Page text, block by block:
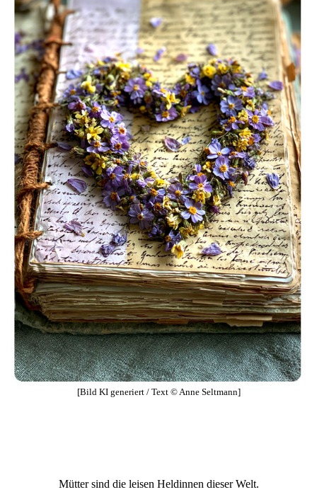
[Bild KI generiert / Text © Anne Seltmann]
Mütter sind die leisen Heldinnen dieser Welt.